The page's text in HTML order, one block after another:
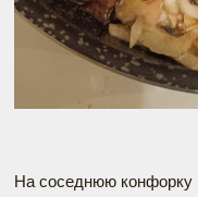
На соседнюю конфорку